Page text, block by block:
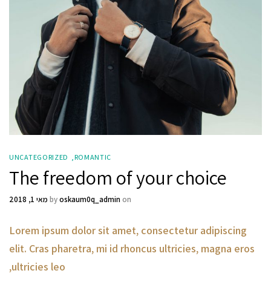
ROMANTIC
UNCATEGORIZED
The freedom of your choice
byoskaum0q_admin on מאי 1, 2018
Lorem ipsum dolor sit amet, consectetur adipiscing
elit. Cras pharetra, mi id rhoncus ultricies, magna eros
ultricies leo,